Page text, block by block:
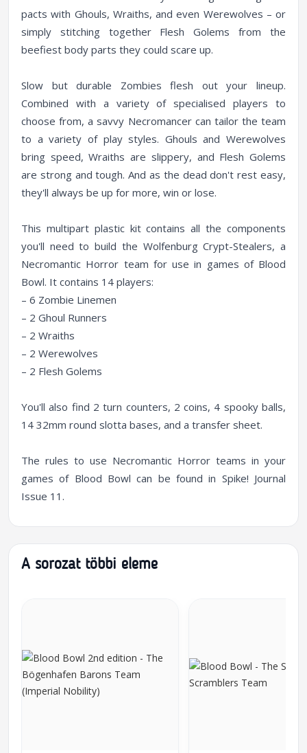
pacts with Ghouls, Wraiths, and even Werewolves – or
simply stitching together Flesh Golems from the
beefiest body parts they could scare up.
Slow but durable Zombies flesh out your lineup.
Combined with a variety of specialised players to
choose from, a savvy Necromancer can tailor the team
to a variety of play styles. Ghouls and Werewolves
bring speed, Wraiths are slippery, and Flesh Golems
are strong and tough. And as the dead don't rest easy,
they'll always be up for more, win or lose.
This multipart plastic kit contains all the components
you'll need to build the Wolfenburg Crypt-Stealers, a
Necromantic Horror team for use in games of Blood
Bowl. It contains 14 players:
– 6 Zombie Linemen
– 2 Ghoul Runners
– 2 Wraiths
– 2 Werewolves
– 2 Flesh Golems
You'll also find 2 turn counters, 2 coins, 4 spooky balls,
14 32mm round slotta bases, and a transfer sheet.
The rules to use Necromantic Horror teams in your
games of Blood Bowl can be found in Spike! Journal
Issue 11.
A sorozat többi eleme